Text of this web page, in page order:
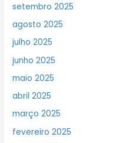
setembro 2025
agosto 2025
julho 2025
junho 2025
maio 2025
abril 2025
março 2025
fevereiro 2025